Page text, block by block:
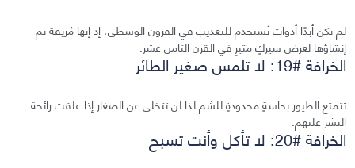
لم تكن أبدًا أدوات تُستخدم للتعذيب في القرون الوسطى، إذ إنها مُزيفة تم
إنشاؤها لعرض سيركٍ مثيرٍ في القرن الثامن عشر.
الخرافة #19: لا تلمس صغير الطائر
تتمتع الطيور بحاسةٍ محدودةٍ للشم لذا لن تتخلى عن الصغار إذا علقت رائحة
البشر عليهم.
الخرافة #20: لا تأكل وأنت تسبح